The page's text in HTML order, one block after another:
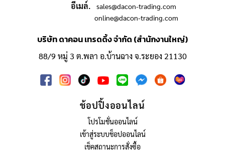
อีเมล์.
sales@dacon-trading.com
online@dacon-trading.com
บริษัท ดาคอน เทรดดิ้ง จำกัด (สำนักงานใหญ่)
88/9 หมู่ 3 ต.พลา อ.บ้านฉาง จ.ระยอง 21130
ช้อปปิ้งออนไลน์
โปรโมชั่นออนไลน์
เข้าสู่ระบบช็อปออนไลน์
เช็คสถานะการสั่งซื้อ